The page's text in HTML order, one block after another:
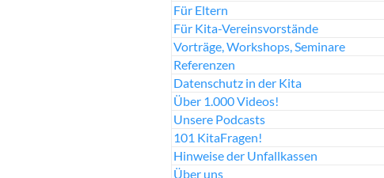
Für Eltern
Für Kita-Vereinsvorstände
Vorträge, Workshops, Seminare
Referenzen
Datenschutz in der Kita
Über 1.000 Videos!
Unsere Podcasts
101 KitaFragen!
Hinweise der Unfallkassen
Über uns